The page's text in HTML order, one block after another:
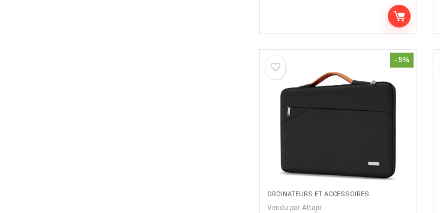
- 5%
ORDINATEURS ET ACCESSOIRES
Vendu par Attajir